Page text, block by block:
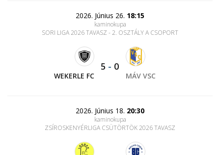
2026. Június 26. 18:15
kaminokupa
SORI LIGA 2026 TAVASZ - 2. OSZTÁLY A CSOPORT
WEKERLE FC
5 - 0
MÁV VSC
2026. Június 18. 20:30
kaminokupa
ZSÍROSKENYÉRLIGA CSÜTÖRTÖK 2026 TAVASZ